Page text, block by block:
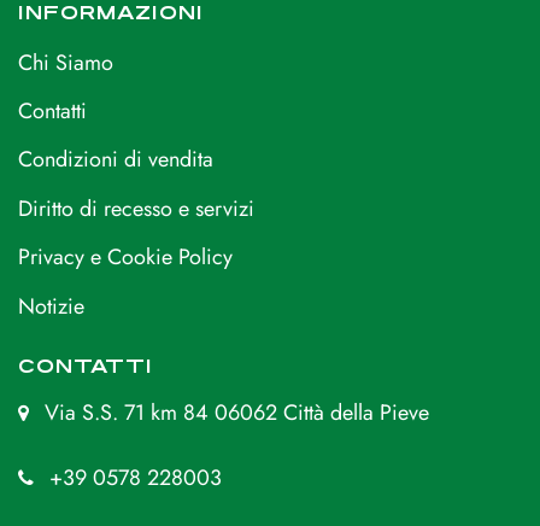
INFORMAZIONI
Chi Siamo
Contatti
Condizioni di vendita
Diritto di recesso e servizi
Privacy e Cookie Policy
Notizie
CONTATTI
Via S.S. 71 km 84 06062 Città della Pieve
+39 0578 228003